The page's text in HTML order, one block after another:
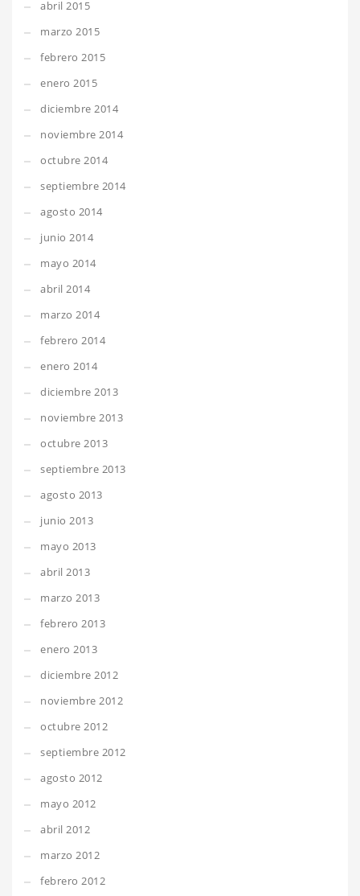
abril 2015
marzo 2015
febrero 2015
enero 2015
diciembre 2014
noviembre 2014
octubre 2014
septiembre 2014
agosto 2014
junio 2014
mayo 2014
abril 2014
marzo 2014
febrero 2014
enero 2014
diciembre 2013
noviembre 2013
octubre 2013
septiembre 2013
agosto 2013
junio 2013
mayo 2013
abril 2013
marzo 2013
febrero 2013
enero 2013
diciembre 2012
noviembre 2012
octubre 2012
septiembre 2012
agosto 2012
mayo 2012
abril 2012
marzo 2012
febrero 2012